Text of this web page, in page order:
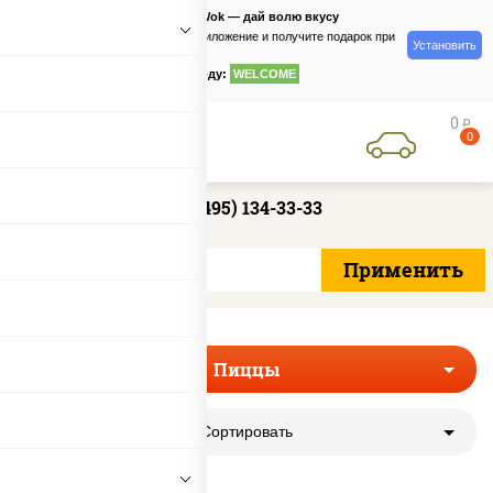
PizzaSushiWok — дай волю вкусу
Скачайте приложение и получите подарок при
по промокоду: WELCOME
Установить
0 руб
0
+7 (495) 134-33-33
Пиццы
Сортировать